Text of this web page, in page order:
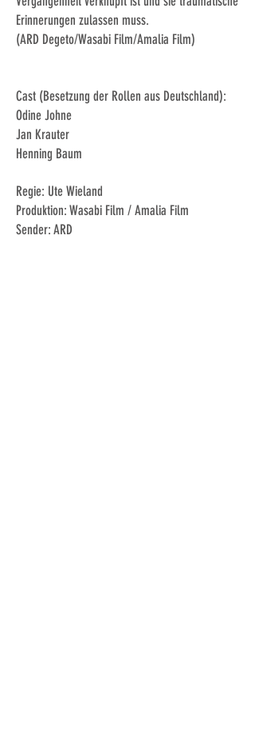
Erinnerungen zulassen muss.
(ARD Degeto/Wasabi Film/Amalia Film)
Cast (Besetzung der Rollen aus Deutschland):
Odine Johne
Jan Krauter
Henning Baum
Regie: Ute Wieland
Produktion: Wasabi Film / Amalia Film
Sender: ARD